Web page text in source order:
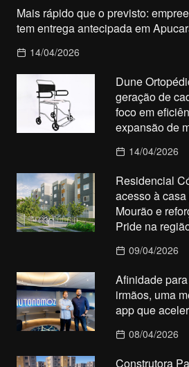
Mais rápido que o previsto:
tem entrega antecipada em
14/04/2026
Dune
geração de
foco em
expansão de
14/04/2026
Residencial
acesso à
Mourão e
Pride na
09/04/2026
Afinidade
irmãos, uma
app que
08/04/2026
Construtora